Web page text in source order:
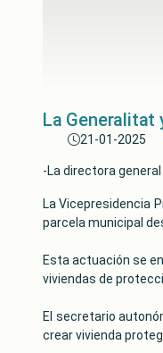
La Generalitat
21-01-2025
-La directora
La Vicepresidencia
parcela municipal
Esta actuación se
viviendas de
El secretario
crear vivienda